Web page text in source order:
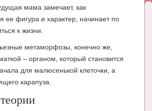
мама замечает, как
ее фигура и характер, начинает по
к жизни.
метаморфозы, конечно же,
– органом, который становится
для малюсенькой клеточки, а
карапуза.